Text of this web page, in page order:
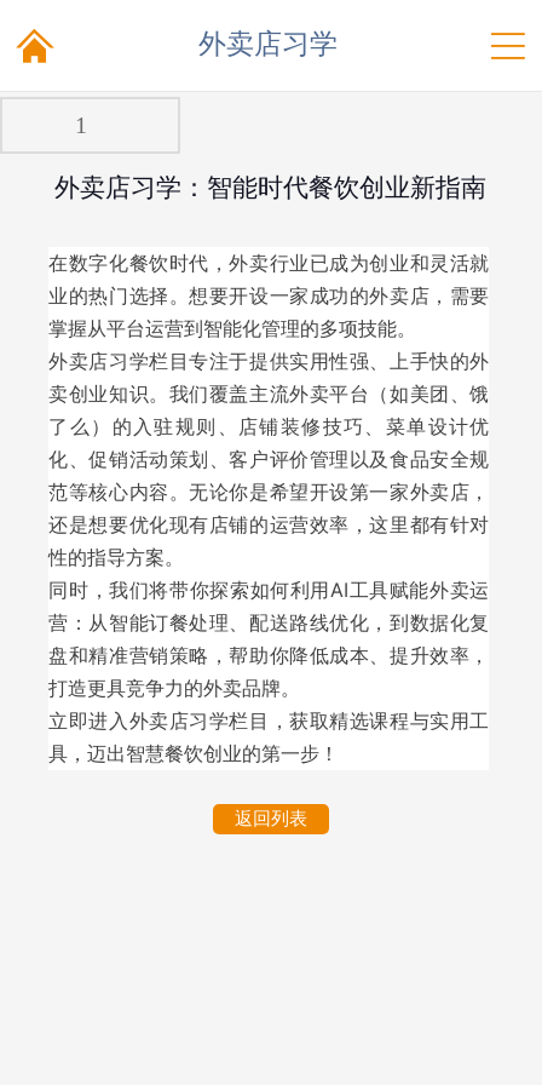
 外卖店习学 
1
外卖店习学：智能时代餐饮创业新指南
在数字化餐饮时代，外卖行业已成为创业和灵活就
业的热门选择。想要开设一家成功的外卖店，需要
掌握从平台运营到智能化管理的多项技能。
外卖店习学栏目专注于提供实用性强、上手快的外
卖创业知识。我们覆盖主流外卖平台（如美团、饿
了么）的入驻规则、店铺装修技巧、菜单设计优
化、促销活动策划、客户评价管理以及食品安全规
范等核心内容。无论你是希望开设第一家外卖店，
还是想要优化现有店铺的运营效率，这里都有针对
性的指导方案。
同时，我们将带你探索如何利用AI工具赋能外卖运
营：从智能订餐处理、配送路线优化，到数据化复
盘和精准营销策略，帮助你降低成本、提升效率，
打造更具竞争力的外卖品牌。
立即进入外卖店习学栏目，获取精选课程与实用工
具，迈出智慧餐饮创业的第一步！
返回列表